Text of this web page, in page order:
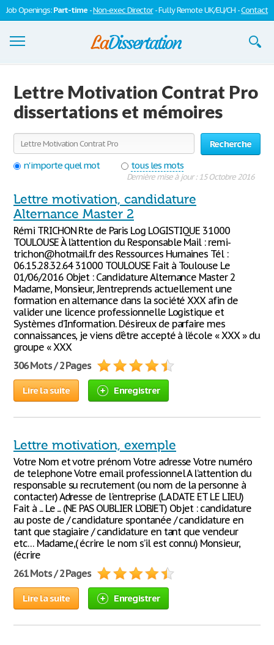
Job Openings:Part-time -Non-exec Director- Fully Remote UK/EU/CH -Contact
S'inscrire
Se connecter
Contactez-nous
Lettre Motivation Contrat Pro
dissertations et mémoires
Recherche
n'importe quel mot
tous les mots
Dernière mise à jour : 15 Octobre 2016
Lettre motivation, candidature
Alternance Master 2
Rémi TRICHON Rte de Paris Log LOGISTIQUE 31000
TOULOUSE À l’attention du Responsable Mail : remi-
trichon@hotmail.fr des Ressources Humaines Tél :
06.15.28.32.64 31000 TOULOUSE Fait à Toulouse Le
01/06/2016 Objet : Candidature Alternance Master 2
Madame, Monsieur, J’entreprends actuellement une
formation en alternance dans la société XXX afin de
valider une licence professionnelle Logistique et
Systèmes d’Information. Désireux de parfaire mes
connaissances, je viens d’être accepté à l’école « XXX » du
groupe « XXX
306 Mots / 2 Pages
Lire la suite Enregistrer
Lettre motivation, exemple
Votre Nom et votre prénom Votre adresse Votre numéro
de telephone Votre email professionnel A l’attention du
responsable su recrutement (ou nom de la personne à
contacter) Adresse de l'entreprise (LA DATE ET LE LIEU)
Fait à ... Le ... (NE PAS OUBLIER L’OBJET) Objet : candidature
au poste de / candidature spontanée / candidature en
tant que stagiaire / candidature en tant que vendeur
etc… Madame,( écrire le nom s’il est connu) Monsieur,
(écrire
261 Mots / 2 Pages
Lire la suite Enregistrer